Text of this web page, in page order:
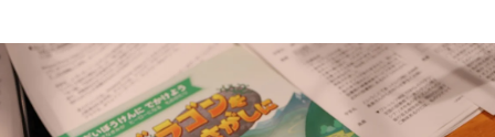
お知らせ
イベント・グッズ
YouTube